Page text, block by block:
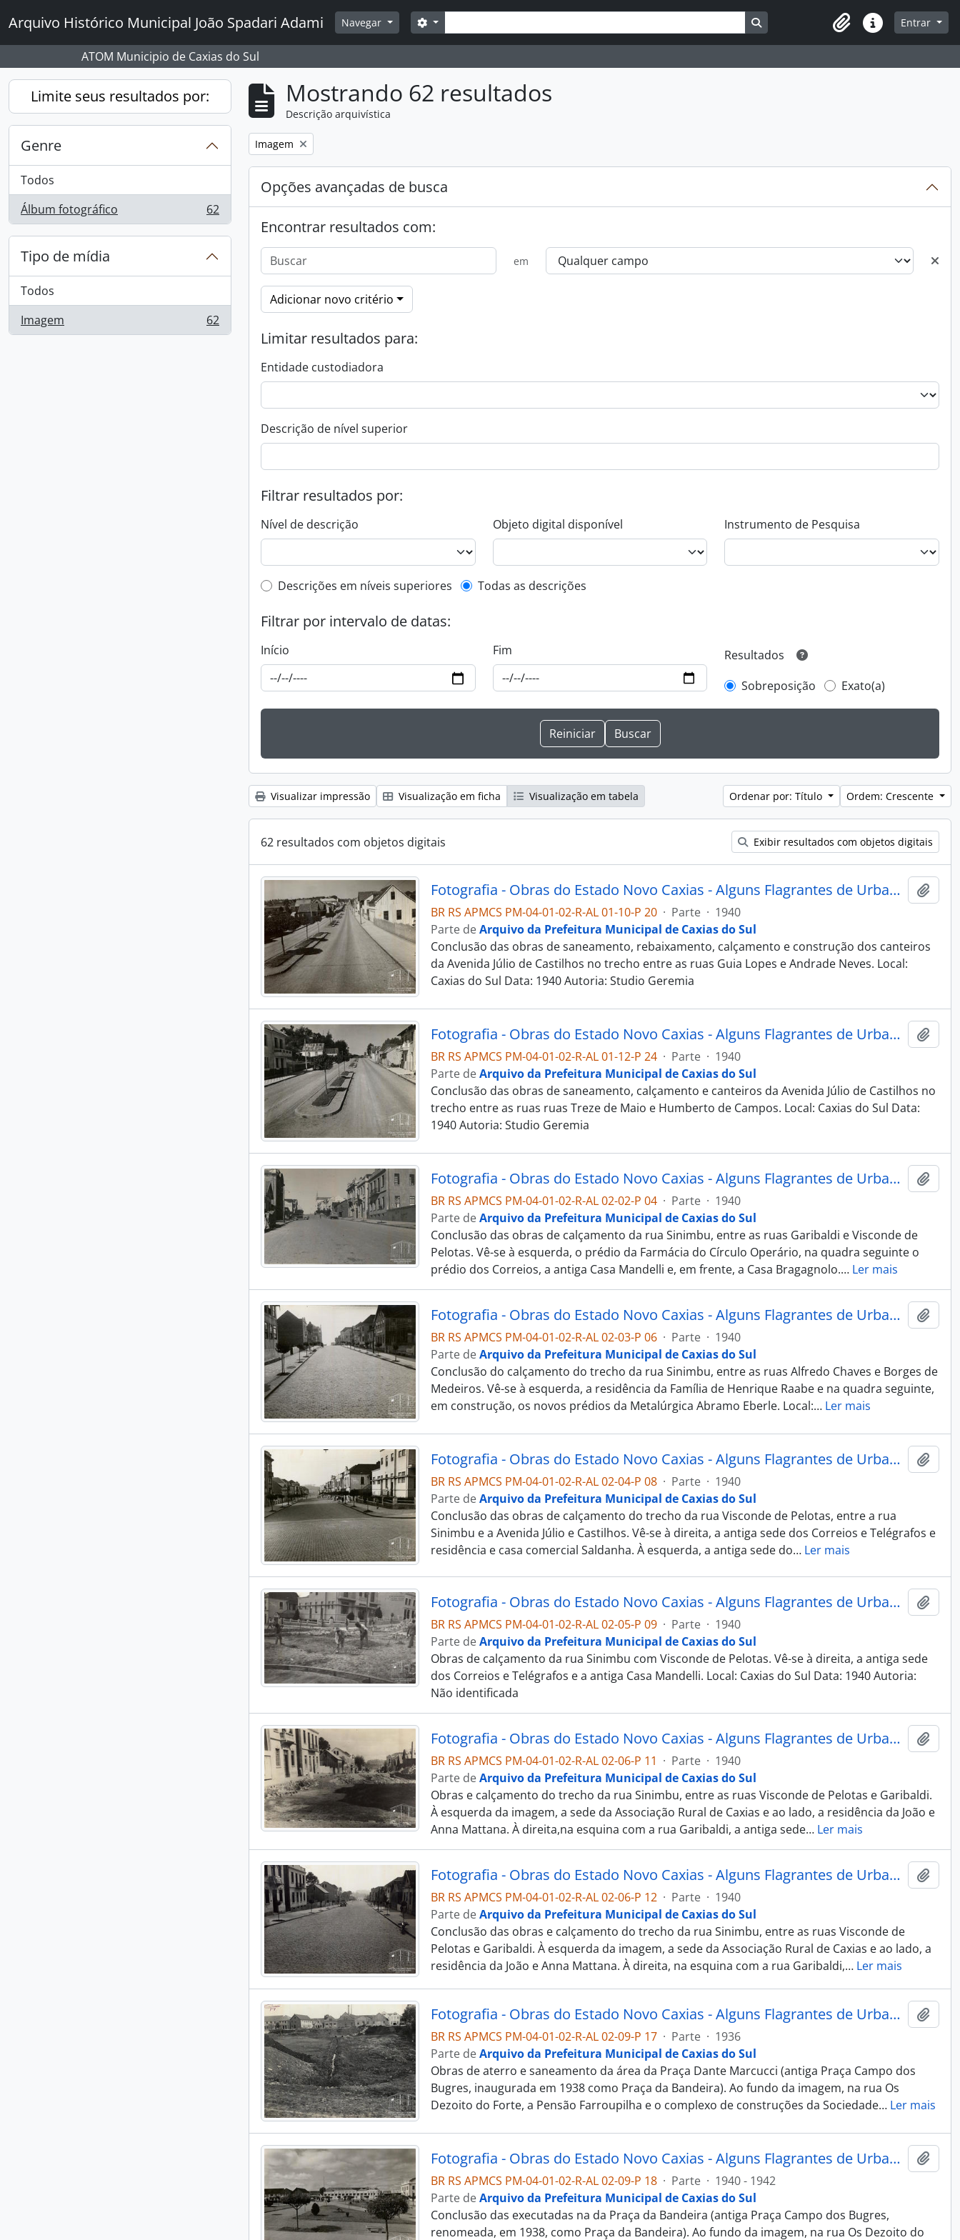
Arquivo Histórico Municipal João Spadari Adami Navegar Buscar
Opções de busca Busque na página de navegação
Atalhos Entrar
ATOM Municipio de Caxias do Sul
Limite seus resultados por:
Genre
Todos
Álbum fotográfico
, 62 resultados 62
Tipo de mídia
Todos
Imagem
, 62 resultados 62
Mostrando 62 resultados
Descrição arquivística
Remover filtro:
Imagem
Opções avançadas de busca
Encontrar resultados com:
em
Adicionar novo critério
Limitar resultados para:
Entidade custodiadora
Descrição de nível superior
Filtrar resultados por:
Nível de descrição Objeto digital disponível Instrumento de Pesquisa
Filtro de descrição de nível superior
Descrições em níveis superiores Todas as descrições
Filtrar por intervalo de datas:
Início Fim
Resultados
Sobreposição
Exato(a)
Visualizar impressão Visualização em ficha Visualização em tabela Ordenar por: Título Ordem: Crescente
62 resultados com objetos digitais Exibir resultados com objetos digitais
Fotografia - Obras do Estado Novo Caxias - Alguns Flagrantes de Urbanização e Saneamento - Administração Dante Marcucci
BR RS APMCS PM-04-01-02-R-AL 01-10-P 20 · Parte · 1940
Parte deArquivo da Prefeitura Municipal de Caxias do Sul
Conclusão das obras de saneamento, rebaixamento, calçamento e construção dos canteiros
da Avenida Júlio de Castilhos no trecho entre as ruas Guia Lopes e Andrade Neves. Local:
Caxias do Sul Data: 1940 Autoria: Studio Geremia
Fotografia - Obras do Estado Novo Caxias - Alguns Flagrantes de Urbanização e Saneamento - Administração Dante Marcucci
BR RS APMCS PM-04-01-02-R-AL 01-12-P 24 · Parte · 1940
Parte deArquivo da Prefeitura Municipal de Caxias do Sul
Conclusão das obras de saneamento, calçamento e canteiros da Avenida Júlio de Castilhos no
trecho entre as ruas ruas Treze de Maio e Humberto de Campos. Local: Caxias do Sul Data:
1940 Autoria: Studio Geremia
Fotografia - Obras do Estado Novo Caxias - Alguns Flagrantes de Urbanização e Saneamento - Administração Dante Marcucci
BR RS APMCS PM-04-01-02-R-AL 02-02-P 04 · Parte · 1940
Parte deArquivo da Prefeitura Municipal de Caxias do Sul
Conclusão das obras de calçamento da rua Sinimbu, entre as ruas Garibaldi e Visconde de
Pelotas. Vê-se à esquerda, o prédio da Farmácia do Círculo Operário, na quadra seguinte o
prédio dos Correios, a antiga Casa Mandelli e, em frente, a Casa Bragagnolo.… Ler mais
Fotografia - Obras do Estado Novo Caxias - Alguns Flagrantes de Urbanização e Saneamento - Administração Dante Marcucci
BR RS APMCS PM-04-01-02-R-AL 02-03-P 06 · Parte · 1940
Parte deArquivo da Prefeitura Municipal de Caxias do Sul
Conclusão do calçamento do trecho da rua Sinimbu, entre as ruas Alfredo Chaves e Borges de
Medeiros. Vê-se à esquerda, a residência da Família de Henrique Raabe e na quadra seguinte,
em construção, os novos prédios da Metalúrgica Abramo Eberle. Local:… Ler mais
Fotografia - Obras do Estado Novo Caxias - Alguns Flagrantes de Urbanização e Saneamento - Administração Dante Marcucci
BR RS APMCS PM-04-01-02-R-AL 02-04-P 08 · Parte · 1940
Parte deArquivo da Prefeitura Municipal de Caxias do Sul
Conclusão das obras de calçamento do trecho da rua Visconde de Pelotas, entre a rua
Sinimbu e a Avenida Júlio e Castilhos. Vê-se à direita, a antiga sede dos Correios e Telégrafos e
residência e casa comercial Saldanha. À esquerda, a antiga sede do… Ler mais
Fotografia - Obras do Estado Novo Caxias - Alguns Flagrantes de Urbanização e Saneamento - Administração Dante Marcucci
BR RS APMCS PM-04-01-02-R-AL 02-05-P 09 · Parte · 1940
Parte deArquivo da Prefeitura Municipal de Caxias do Sul
Obras de calçamento da rua Sinimbu com Visconde de Pelotas. Vê-se à direita, a antiga sede
dos Correios e Telégrafos e a antiga Casa Mandelli. Local: Caxias do Sul Data: 1940 Autoria:
Não identificada
Fotografia - Obras do Estado Novo Caxias - Alguns Flagrantes de Urbanização e Saneamento - Administração Dante Marcucci
BR RS APMCS PM-04-01-02-R-AL 02-06-P 11 · Parte · 1940
Parte deArquivo da Prefeitura Municipal de Caxias do Sul
Obras e calçamento do trecho da rua Sinimbu, entre as ruas Visconde de Pelotas e Garibaldi.
À esquerda da imagem, a sede da Associação Rural de Caxias e ao lado, a residência da João e
Anna Mattana. À direita,na esquina com a rua Garibaldi, a antiga sede… Ler mais
Fotografia - Obras do Estado Novo Caxias - Alguns Flagrantes de Urbanização e Saneamento - Administração Dante Marcucci
BR RS APMCS PM-04-01-02-R-AL 02-06-P 12 · Parte · 1940
Parte deArquivo da Prefeitura Municipal de Caxias do Sul
Conclusão das obras e calçamento do trecho da rua Sinimbu, entre as ruas Visconde de
Pelotas e Garibaldi. À esquerda da imagem, a sede da Associação Rural de Caxias e ao lado, a
residência da João e Anna Mattana. À direita, na esquina com a rua Garibaldi,… Ler mais
Fotografia - Obras do Estado Novo Caxias - Alguns Flagrantes de Urbanização e Saneamento - Administração Dante Marcucci
BR RS APMCS PM-04-01-02-R-AL 02-09-P 17 · Parte · 1936
Parte deArquivo da Prefeitura Municipal de Caxias do Sul
Obras de aterro e saneamento da área da Praça Dante Marcucci (antiga Praça Campo dos
Bugres, inaugurada em 1938 como Praça da Bandeira). Ao fundo da imagem, na rua Os
Dezoito do Forte, a Pensão Farroupilha e o complexo de construções da Sociedade… Ler mais
Fotografia - Obras do Estado Novo Caxias - Alguns Flagrantes de Urbanização e Saneamento - Administração Dante Marcucci
BR RS APMCS PM-04-01-02-R-AL 02-09-P 18 · Parte · 1940 - 1942
Parte deArquivo da Prefeitura Municipal de Caxias do Sul
Conclusão das executadas na da Praça da Bandeira (antiga Praça Campo dos Bugres,
renomeada, em 1938, como Praça da Bandeira). Ao fundo da imagem, na rua Os Dezoito do